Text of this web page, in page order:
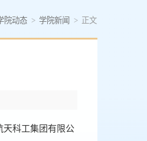
院动态 > 学院新闻 > 正文
天科工集团有限公